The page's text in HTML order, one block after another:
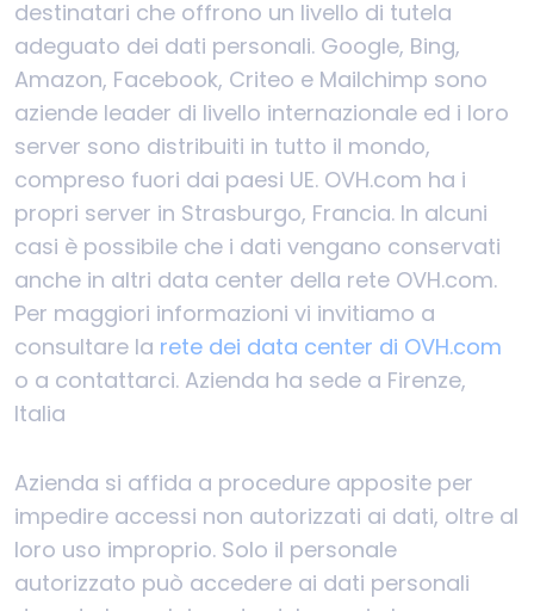
destinatari che offrono un livello di tutela
adeguato dei dati personali. Google, Bing,
Amazon, Facebook, Criteo e Mailchimp sono
aziende leader di livello internazionale ed i loro
server sono distribuiti in tutto il mondo,
compreso fuori dai paesi UE. OVH.com ha i
propri server in Strasburgo, Francia. In alcuni
casi è possibile che i dati vengano conservati
anche in altri data center della rete OVH.com.
Per maggiori informazioni vi invitiamo a
consultare la rete dei data center di OVH.com
o a contattarci. Azienda ha sede a Firenze,
Italia
Azienda si affida a procedure apposite per
impedire accessi non autorizzati ai dati, oltre al
loro uso improprio. Solo il personale
autorizzato può accedere ai dati personali